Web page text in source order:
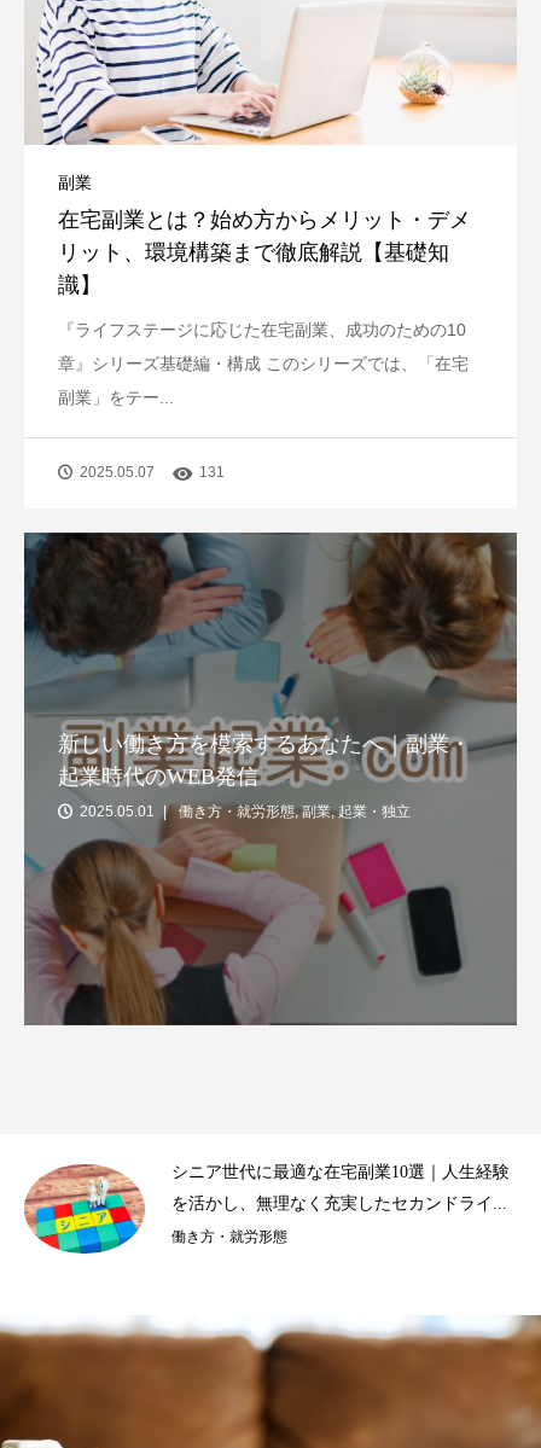
副業
在宅副業とは？始め方からメリット・デメ
リット、環境構築まで徹底解説【基礎知
識】
『ライフステージに応じた在宅副業、成功のための10
章』シリーズ基礎編・構成 このシリーズでは、「在宅
副業」をテー...
2025.05.07 131
新しい働き方を模索するあなたへ｜副業・
起業時代のWEB発信
2025.05.01 働き方・就労形態,副業,起業・独立
シニア世代に最適な在宅副業10選｜人生経験
を活かし、無理なく充実したセカンドライ...
働き方・就労形態